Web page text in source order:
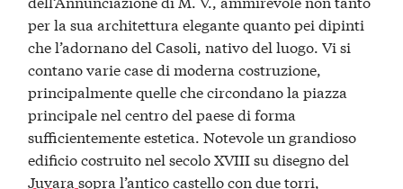
per la sua architettura elegante quanto pei dipinti
che l’adornano del Casoli, nativo del luogo. Vi si
contano varie case di moderna costruzione,
principalmente quelle che circondano la piazza
principale nel centro del paese di forma
sufficientemente estetica. Notevole un grandioso
edificio costruito nel secolo XVIII su disegno del
Juvara sopra l’antico castello con due torri,